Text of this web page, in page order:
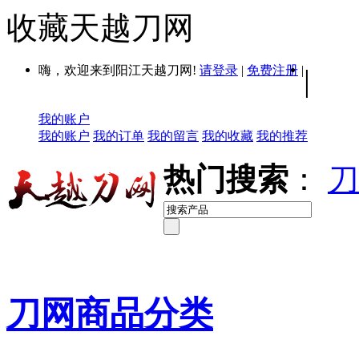
收藏天越刀网
嗨，欢迎来到阳江天越刀网! 请登录 | 免费注册 | |
我的账户
我的账户 我的订单 我的留言 我的收藏 我的推荐
热门搜索 ：
刀网商品分类